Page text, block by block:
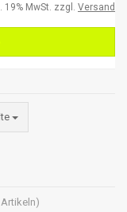
19% MwSt. zzgl. Versand
Artikeln)